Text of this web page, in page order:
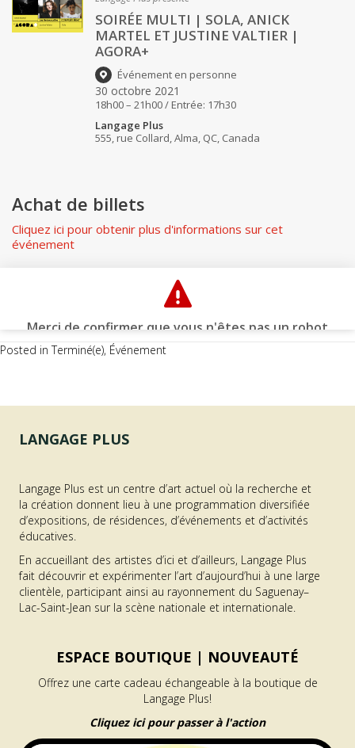
Posted inTerminé(e), Événement
LANGAGE PLUS
Langage Plus est un centre d’art actuel où la recherche et
la création donnent lieu à une programmation diversifiée
d’expositions, de résidences, d’événements et d’activités
éducatives.
En accueillant des artistes d’ici et d’ailleurs, Langage Plus
fait découvrir et expérimenter l’art d’aujourd’hui à une large
clientèle, participant ainsi au rayonnement du Saguenay–
Lac-Saint-Jean sur la scène nationale et internationale.
ESPACE BOUTIQUE | NOUVEAUTÉ
Offrez une carte cadeau échangeable à la boutique de
Langage Plus!
Cliquez ici pour passer à l'action